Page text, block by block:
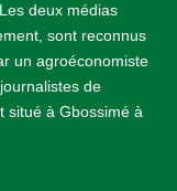
deux médias
sont reconnus
un agroéconomiste
de
situé à Gbossimé à